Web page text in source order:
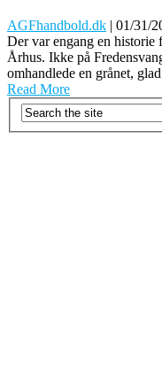
AGFhandbold.dk | 01/31/
Der var engang en historie
Århus. Ikke på
omhandlede en grånet,
Read More
Posts
navigation